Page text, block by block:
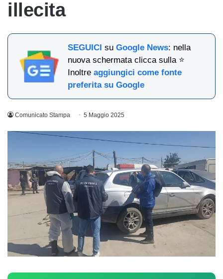
illecita
SEGUICI suGoogle News: nella
nuova schermata clicca sulla ⭐
Inoltreaggiungici come fonte
preferita su Google
Comunicato Stampa 5 Maggio 2025